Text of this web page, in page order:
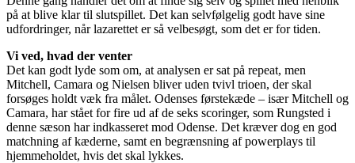
på at blive klar til slutspillet. Det kan selvfølgelig godt have sine
udfordringer, når lazarettet er så velbesøgt, som det er for tiden.
Vi ved, hvad der venter
Det kan godt lyde som om, at analysen er sat på repeat, men
Mitchell, Camara og Nielsen bliver uden tvivl trioen, der skal
forsøges holdt væk fra målet. Odenses førstekæde – især Mitchell og
Camara, har stået for fire ud af de seks scoringer, som Rungsted i
denne sæson har indkasseret mod Odense. Det kræver dog en god
matchning af kæderne, samt en begrænsning af powerplays til
hjemmeholdet, hvis det skal lykkes.